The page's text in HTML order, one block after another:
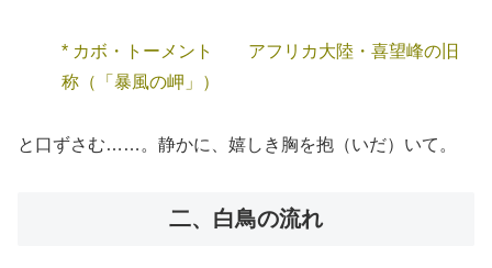
* カボ・トーメント アフリカ大陸・喜望峰の旧
称（「暴風の岬」）
と口ずさむ……。静かに、嬉しき胸を抱（いだ）いて。
二、白鳥の流れ